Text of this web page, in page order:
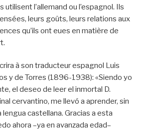
utilisent l’allemand ou l’espagnol. Ils
leurs goûts, leurs relations aux
qu’ils ont eues en matière de
à son traducteur espagnol Luis
y de Torres (1896-1938): «Siendo yo
el deseo de leer el inmortal D.
cervantino, me llevó a aprender, sin
castellana. Gracias a esta
ahora –ya en avanzada edad–